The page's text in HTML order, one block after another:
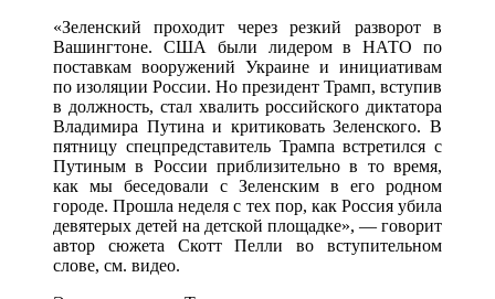
«Зеленский проходит через резкий разворот в
Вашингтоне. США были лидером в НАТО по
поставкам вооружений Украине и инициативам
по изоляции России. Но президент Трамп, вступив
в должность, стал хвалить российского диктатора
Владимира Путина и критиковать Зеленского. В
пятницу спецпредставитель Трампа встретился с
Путиным в России приблизительно в то время,
как мы беседовали с Зеленским в его родном
городе. Прошла неделя с тех пор, как Россия убила
девятерых детей на детской площадке», — говорит
автор сюжета Скотт Пелли во вступительном
слове, см. видео.